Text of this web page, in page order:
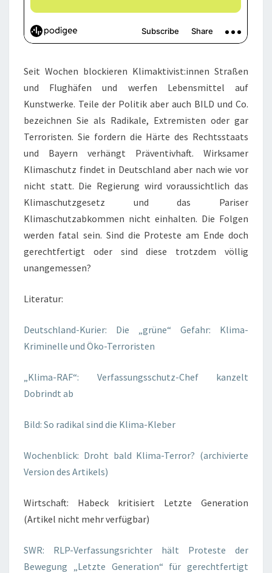
Seit Wochen blockieren Klimaktivist:innen Straßen
und Flughäfen und werfen Lebensmittel auf
Kunstwerke. Teile der Politik aber auch BILD und Co.
bezeichnen Sie als Radikale, Extremisten oder gar
Terroristen. Sie fordern die Härte des Rechtsstaats
und Bayern verhängt Präventivhaft. Wirksamer
Klimaschutz findet in Deutschland aber nach wie vor
nicht statt. Die Regierung wird voraussichtlich das
Klimaschutzgesetz und das Pariser
Klimaschutzabkommen nicht einhalten. Die Folgen
werden fatal sein. Sind die Proteste am Ende doch
gerechtfertigt oder sind diese trotzdem völlig
unangemessen?
Literatur:
Deutschland-Kurier: Die „grüne“ Gefahr: Klima-
Kriminelle und Öko-Terroristen
„Klima-RAF“: Verfassungsschutz-Chef kanzelt
Dobrindt ab
Bild: So radikal sind die Klima-Kleber
Wochenblick: Droht bald Klima-Terror? (archivierte
Version des Artikels)
Wirtschaft: Habeck kritisiert Letzte Generation
(Artikel nicht mehr verfügbar)
SWR: RLP-Verfassungsrichter hält Proteste der
Bewegung „Letzte Generation“ für gerechtfertigt